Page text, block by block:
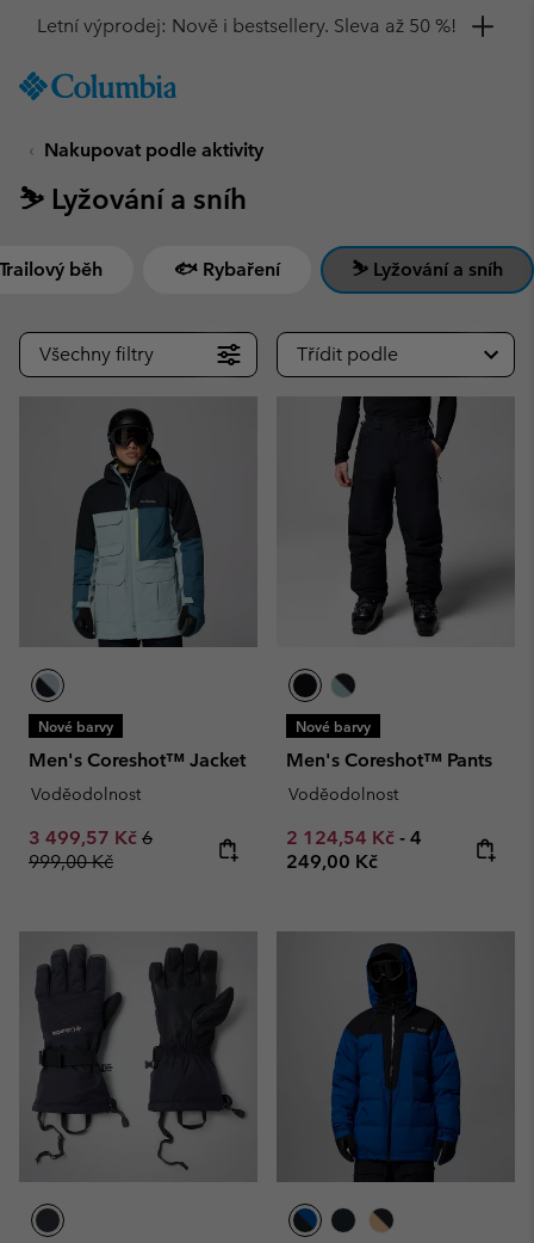
TO
SKIP
MAIN
NAV
SKIP
Získejte 10% slevu
Nakupovat podle aktivity
⛷ Lyžování a sníh
Trailový běh 🐟 Rybaření ⛷ Lyžování a sníh
Všechny filtry Třídit podle
Nové barvy
Men's Coreshot™ Jacket
Voděodolnost
Sale price:
3 499,57 Kč Regular price:
6
999,00 Kč
Nové barvy
Men's Coreshot™ Pants
Voděodolnost
Minimum sale price:
2 124,54 Kč - Maximum
4
249,00 Kč